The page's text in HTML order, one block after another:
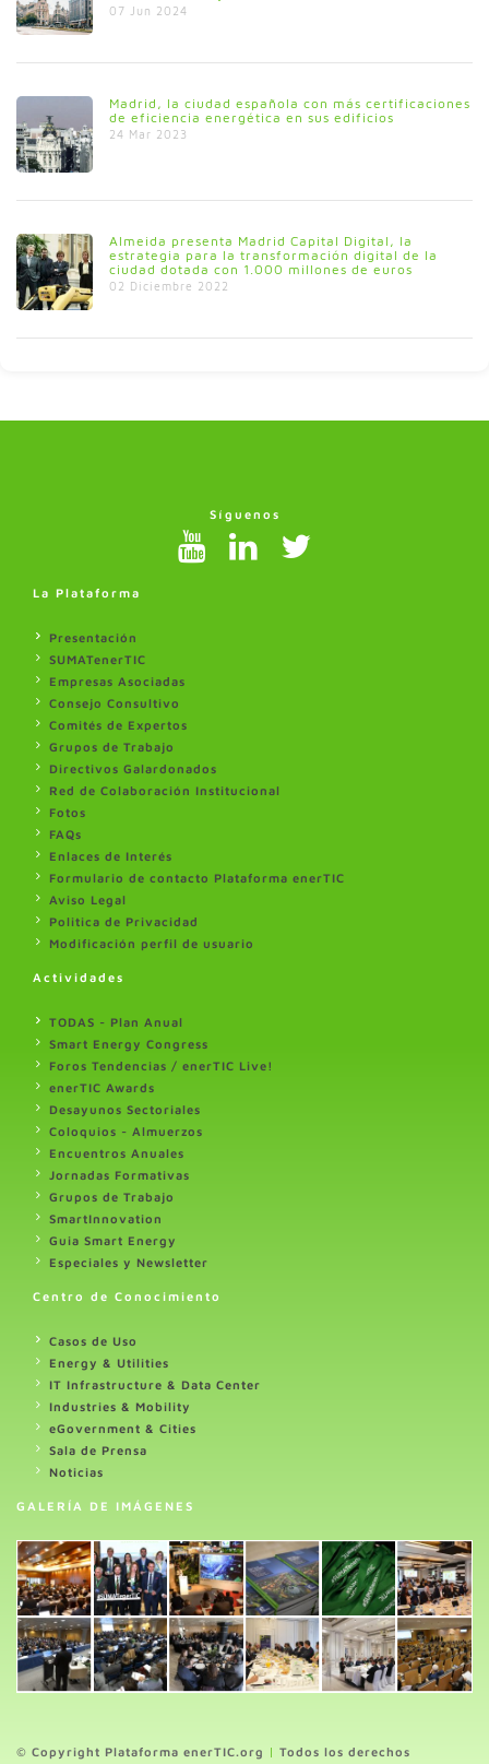
07 Jun 2024
Madrid, la ciudad española con más certificaciones
de eficiencia energética en sus edificios
24 Mar 2023
Almeida presenta Madrid Capital Digital, la
estrategia para la transformación digital de la
ciudad dotada con 1.000 millones de euros
02 Diciembre 2022
Síguenos
La Plataforma
Presentación
SUMATenerTIC
Empresas Asociadas
Consejo Consultivo
Comités de Expertos
Grupos de Trabajo
Directivos Galardonados
Red de Colaboración Institucional
Fotos
FAQs
Enlaces de Interés
Formulario de contacto Plataforma enerTIC
Aviso Legal
Politica de Privacidad
Modificación perfil de usuario
Actividades
TODAS - Plan Anual
Smart Energy Congress
Foros Tendencias / enerTIC Live!
enerTIC Awards
Desayunos Sectoriales
Coloquios - Almuerzos
Encuentros Anuales
Jornadas Formativas
Grupos de Trabajo
SmartInnovation
Guia Smart Energy
Especiales y Newsletter
Centro de Conocimiento
Casos de Uso
Energy & Utilities
IT Infrastructure & Data Center
Industries & Mobility
eGovernment & Cities
Sala de Prensa
Noticias
GALERÍA DE IMÁGENES
© Copyright Plataforma enerTIC.org | Todos los derechos